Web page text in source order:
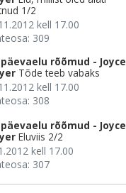
1/2
kell 17.00
309
rõõmud - Joyce
Tõde teeb vabaks
kell 17.00
308
rõõmud - Joyce
Eluviis 2/2
kell 17.00
307